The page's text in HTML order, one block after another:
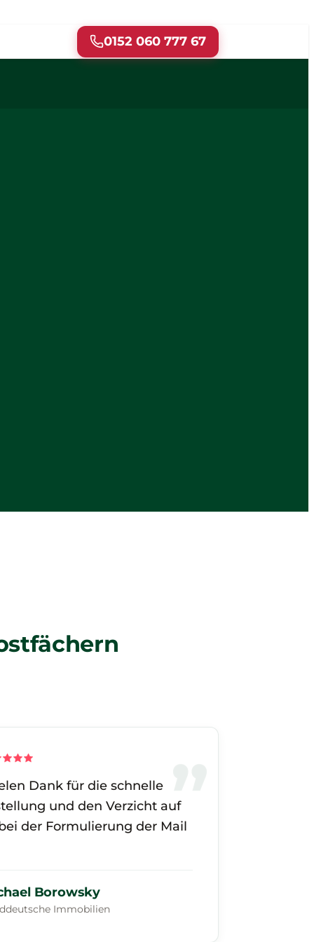
0152 060 777 67
Dank für die schnelle
und den Verzicht auf
der Formulierung der Mail
Borowsky
Immobilien